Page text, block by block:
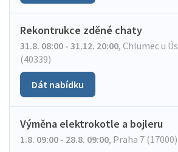
Rekontrukce zděné chaty
31.8. 08:00 - 31.12. 20:00, Chlumec u
(40339)
Dát nabídku
Výměna elektrokotle a bojleru
1.8. 09:00 - 28.8. 09:00, Praha 7 (17000)